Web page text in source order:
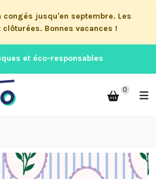
congés jusqu'en septembre. Les
Bonnes vacances !
et éco-responsables
0